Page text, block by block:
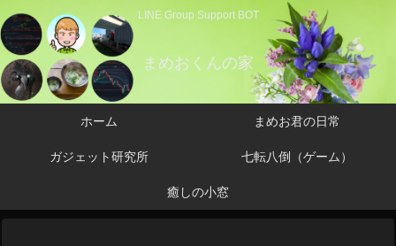
LINE Group Support BOT
まめおくんの家
ホーム まめお君の日常
ガジェット研究所 七転八倒（ゲーム）
癒しの小窓